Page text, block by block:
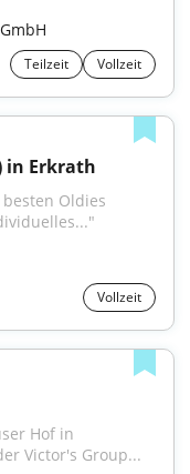
Teilzeit Vollzeit
Erkrath
Oldies
Vollzeit
Hof in
Victor's Group...